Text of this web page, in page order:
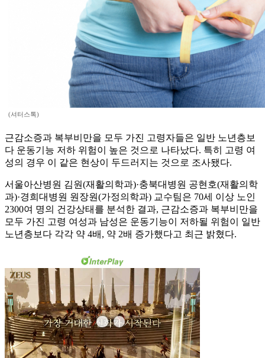
(셔터스톡)
근감소증과 복부비만을 모두 가진 고령자들은 일반 노년층보
다 운동기능 저하 위험이 높은 것으로 나타났다. 특히 고령 여
성의 경우 이 같은 현상이 두드러지는 것으로 조사됐다.
서울아산병원 김원(재활의학과)·충북대병원 공현호(재활의학
과)·경희대병원 원장원(가정의학과) 교수팀은 70세 이상 노인
2300여 명의 건강상태를 분석한 결과, 근감소증과 복부비만을
모두 가진 고령 여성과 남성은 운동기능이 저하될 위험이 일반
노년층보다 각각 약 4배, 약 2배 증가했다고 최근 밝혔다.